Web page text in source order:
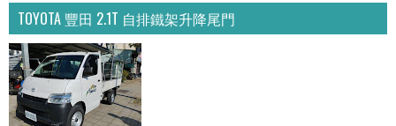
TOYOTA 豐田 2.1T 自排鐵架升降尾門